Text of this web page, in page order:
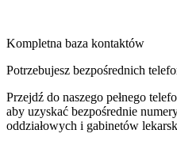
Kompletna baza kontaktów
Potrzebujesz bezpośrednich
Przejdź do naszego pełnego
aby uzyskać bezpośrednie
oddziałowych i gabinetów